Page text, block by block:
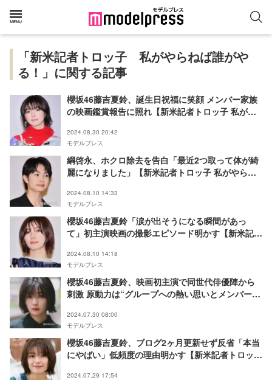
「新米記者トロッ子 私がやらねば誰がや
る！」に関する記事
櫻坂46藤吉夏鈴、誕生日祝福に笑顔 メンバー家族
の映画鑑賞報告に照れ【新米記者トロッ子 私がや
2024.08.30 20:42
モデルプレス
綱啓永、ホクロ除去を告白「最近2つ取って体が綺
麗になりました」【新米記者トロッ子 私がやらね
2024.08.10 14:33
モデルプレス
櫻坂46藤吉夏鈴「涙が出そうになる瞬間があっ
て」初主演映画の撮影エピソード明かす【新米記者
2024.08.10 14:18
モデルプレス
櫻坂46藤吉夏鈴、映画初主演で同世代俳優陣から
刺激 原動力は“グループへの熱い思いとメンバーへ
2024.07.30 08:00
モデルプレス
櫻坂46藤吉夏鈴、ブログ2ヶ月更新せず反省「本当
にやばい」低頻度の理由明かす【新米記者トロッ子
2024.07.29 17:54